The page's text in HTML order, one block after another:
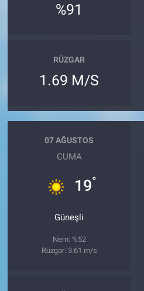
%91
RÜZGAR
1.69 M/S
07 AĞUSTOS
CUMA
19°
Güneşli
Nem: %52
Rüzgar: 3.61 m/s